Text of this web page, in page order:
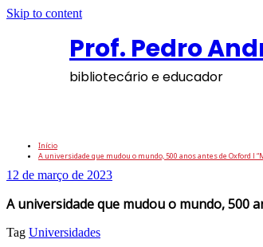
Skip to content
Prof. Pedro
bibliotecário e educador
Início
A universidade que mudou o mundo, 500 anos antes de Oxford l
12 de março de 2023
A universidade que mudou o mundo, 500
Tag Universidades